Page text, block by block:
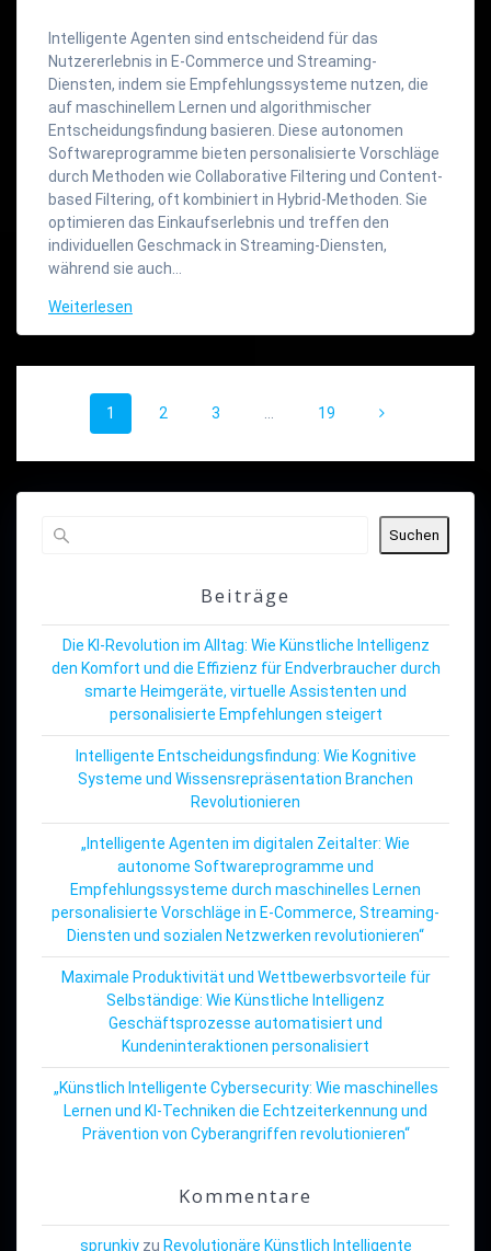
Intelligente Agenten sind entscheidend für das
Nutzererlebnis in E-Commerce und Streaming-
Diensten, indem sie Empfehlungssysteme nutzen, die
auf maschinellem Lernen und algorithmischer
Entscheidungsfindung basieren. Diese autonomen
Softwareprogramme bieten personalisierte Vorschläge
durch Methoden wie Collaborative Filtering und Content-
based Filtering, oft kombiniert in Hybrid-Methoden. Sie
optimieren das Einkaufserlebnis und treffen den
individuellen Geschmack in Streaming-Diensten,
während sie auch…
Weiterlesen
Beitragsnavigation
Seite
1 Seite
2 Seite
3 Seite
19
Suchen
Beiträge
Die KI-Revolution im Alltag: Wie Künstliche Intelligenz
den Komfort und die Effizienz für Endverbraucher durch
smarte Heimgeräte, virtuelle Assistenten und
personalisierte Empfehlungen steigert
Intelligente Entscheidungsfindung: Wie Kognitive
Systeme und Wissensrepräsentation Branchen
Revolutionieren
„Intelligente Agenten im digitalen Zeitalter: Wie
autonome Softwareprogramme und
Empfehlungssysteme durch maschinelles Lernen
personalisierte Vorschläge in E-Commerce, Streaming-
Diensten und sozialen Netzwerken revolutionieren“
Maximale Produktivität und Wettbewerbsvorteile für
Selbständige: Wie Künstliche Intelligenz
Geschäftsprozesse automatisiert und
Kundeninteraktionen personalisiert
„Künstlich Intelligente Cybersecurity: Wie maschinelles
Lernen und KI-Techniken die Echtzeiterkennung und
Prävention von Cyberangriffen revolutionieren“
Kommentare
sprunkiyzu Revolutionäre Künstlich Intelligente